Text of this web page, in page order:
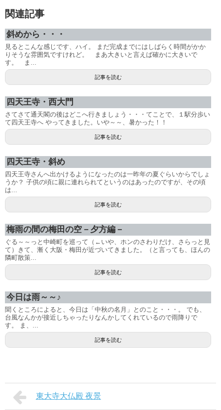
関連記事
斜めから・・・
見るとこんな感じです、ハイ。 まだ完成までにはしばらく時間がかか
りそうな雰囲気ですけれど。 まあ大きいと言えば確かに大きいで
す。 ま...
記事を読む
四天王寺・西大門
さてさて通天閣の後はどこへ行きましょう・・・てことで、１駅分歩い
て四天王寺へ やってきました。いや～～、暑かった！！
記事を読む
四天王寺・斜め
四天王寺さんへ出かけるようになったのは一昨年の夏ぐらいからでしょ
うか？ 子供の頃に親に連れられてというのはあったのですが、その頃
は...
記事を読む
梅雨の間の梅田の空－夕方編－
ぐる～～っと中崎町を巡って（←いや、ホンのさわりだけ、さらっと見
て）きて、漸く大阪・梅田が近づいてきました。（と言っても、ほんの
隣町散策...
記事を読む
今日は雨～～♪
聞くところによると、今日は「中秋の名月」とのこと・・・。 でも、
台風なんかが接近しちゃったりなんかしてくれているので雨降りで
す。 ま、...
記事を読む
東大寺大仏殿 夜景